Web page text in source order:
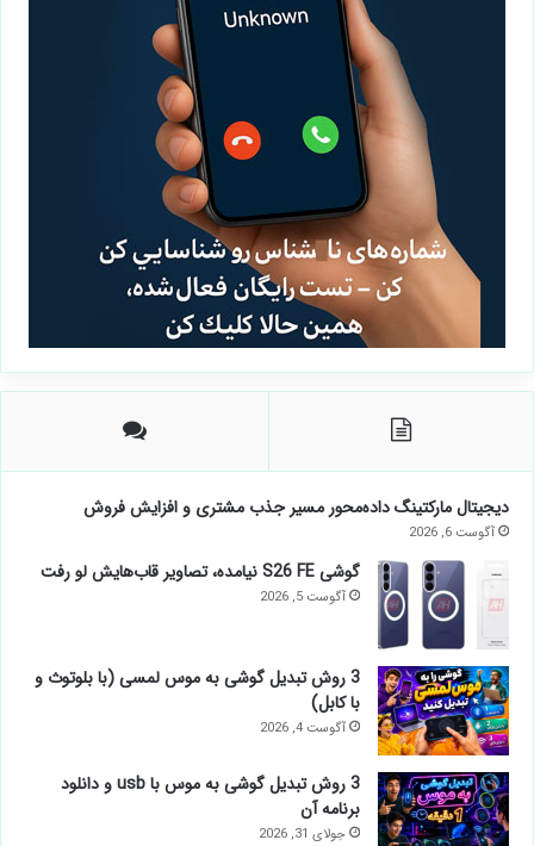
دیجیتال مارکتینگ داده‌محور مسیر جذب مشتری و افزایش فروش
آگوست 6, 2026
گوشی S26 FE نیامده، تصاویر قاب‌هایش لو رفت
آگوست 5, 2026
3 روش تبدیل گوشی به موس لمسی (با بلوتوث و
با کابل)
آگوست 4, 2026
3 روش تبدیل گوشی به موس با usb و دانلود
برنامه آن
جولای 31, 2026